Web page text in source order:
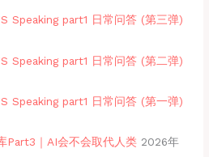
Speaking part1 日常问答 (第三弹)
Speaking part1 日常问答 (第二弹)
Speaking part1 日常问答 (第一弹)
Part3｜AI会不会取代人类 2026年